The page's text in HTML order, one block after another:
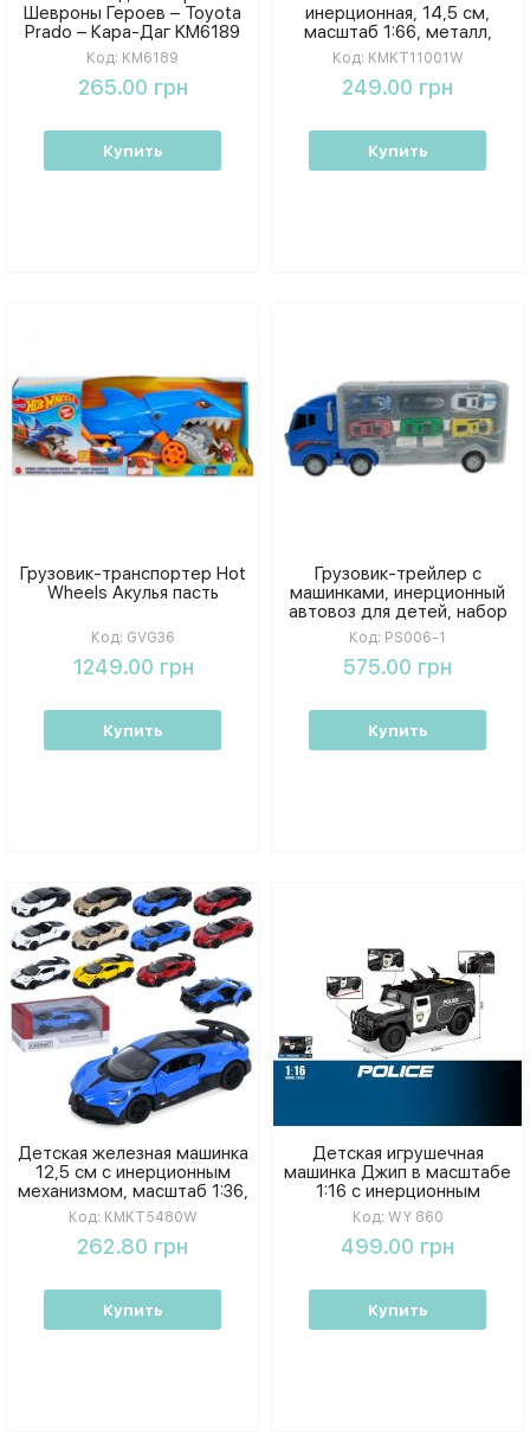
Шевроны Героев – Toyota
Prado – Кара-Даг KM6189
Код: KM6189
265.00 грн
Купить
инерционная, 14,5 см,
масштаб 1:66, металл,
двери открываются,
резиновые колеса
Код: KMKT11001W
249.00 грн
Купить
Грузовик-транспортер Hot
Wheels Акулья пасть
Код: GVG36
1249.00 грн
Купить
Грузовик-трейлер с
машинками, инерционный
автовоз для детей, набор
спецтехники в коробке
Код: PS006-1
575.00 грн
Купить
Детская железная машинка
12,5 см с инерционным
механизмом, масштаб 1:36,
открывающиеся двери,
мягкие резиновые шины, 4
различных вида и цвета в
Код: KMKT5480W
262.80 грн
Купить
Детская игрушечная
машинка Джип в масштабе
1:16 с инерционным
механизмом, звуковые
эффекты и подсветка,
открывающаяся дверца в
Код: WY 860
499.00 грн
Купить